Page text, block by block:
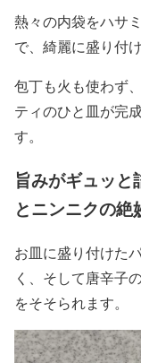
熱々の内袋をハサ
で、綺麗に盛り付
包丁も火も使わず
ティのひと皿が完
す。
旨みがギュッ
とニンニクの絶
お皿に盛り付けた
く、そして唐辛子
をそそられます。